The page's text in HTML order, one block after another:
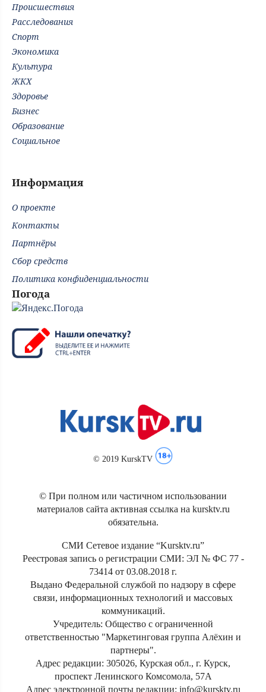
Происшествия
Расследования
Спорт
Экономика
Культура
ЖКХ
Здоровье
Бизнес
Образование
Социальное
Информация
О проекте
Контакты
Партнёры
Сбор средств
Политика конфиденциальности
Погода
© 2019 KurskTV
© При полном или частичном использовании
материалов сайта активная ссылка на kursktv.ru
обязательна.
СМИ Сетевое издание “Kursktv.ru”
Реестровая запись о регистрации СМИ: ЭЛ № ФС 77 -
73414 от 03.08.2018 г.
Выдано Федеральной службой по надзору в сфере
связи, информационных технологий и массовых
коммуникаций.
Учредитель: Общество с ограниченной
ответственностью "Маркетинговая группа Алёхин и
партнеры".
Адрес редакции: 305026, Курская обл., г. Курск,
проспект Ленинского Комсомола, 57А
Адрес электронной почты редакции: info@kursktv.ru